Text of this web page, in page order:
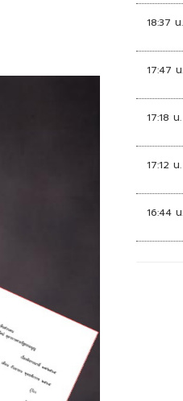
18:37 น.
17:47 น.
17:18 น.
17:12 น.
16:44 น.